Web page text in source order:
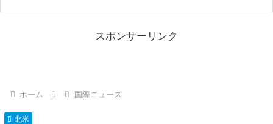
スポンサーリンク
ホーム 国際ニュース
北米